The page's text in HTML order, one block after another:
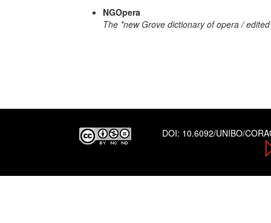
NGOpera
The *new Grove dictionary of opera /
DOI: 10.6092/UNIBO/